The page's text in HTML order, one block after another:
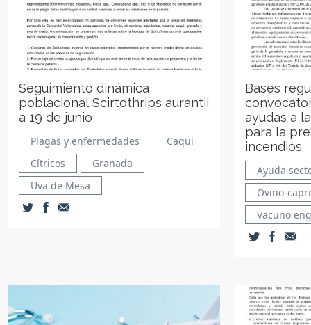
Seguimiento dinámica
poblacional Scirtothrips aurantii
a 19 de junio
Plagas y enfermedades
Caqui
Cítricos
Granada
Uva de Mesa
Bases
ayudas a
para la
incendios
Ayuda
Ovino-
Vacuno